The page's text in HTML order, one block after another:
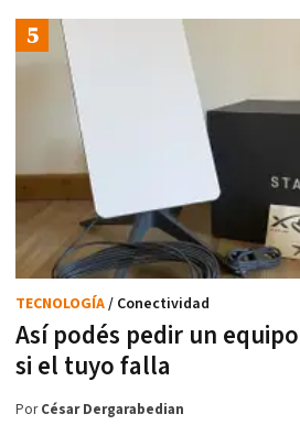
Así podés pedir un
si el tuyo falla
TECNOLOGÍA/ Conectividad
PorCésar Dergarabedian